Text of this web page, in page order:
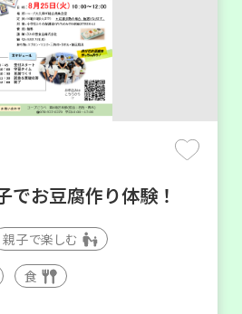
お豆腐作り体験！
親子で楽しむ
食